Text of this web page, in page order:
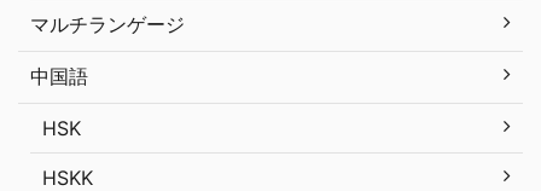
マルチランゲージ
中国語
HSK
HSKK